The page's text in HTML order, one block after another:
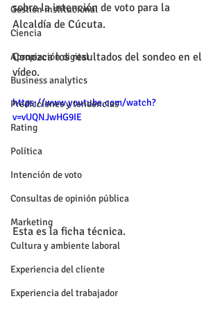
Gestión institucional
Ciencia
Apropiación digital
Business analytics
Predicciones y tendencias
Rating
Política
Intención de voto
Consultas de opinión pública
Marketing
Cultura y ambiente laboral
Experiencia del cliente
Experiencia del trabajador
sobre la intención de voto para la
Alcaldía de Cúcuta.
Conozca los resultados del sondeo en el
vídeo.
https://www.youtube.com/watch?
v=vUQNJwHG9IE
Esta es la ficha técnica.